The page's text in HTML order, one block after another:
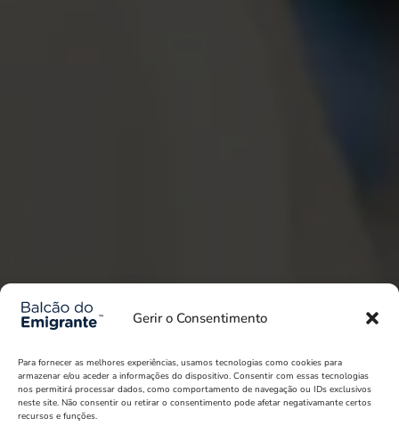
Gerir o Consentimento
Para fornecer as melhores experiências, usamos tecnologias como cookies para
armazenar e/ou aceder a informações do dispositivo. Consentir com essas tecnologias
nos permitirá processar dados, como comportamento de navegação ou IDs exclusivos
neste site. Não consentir ou retirar o consentimento pode afetar negativamante certos
recursos e funções.